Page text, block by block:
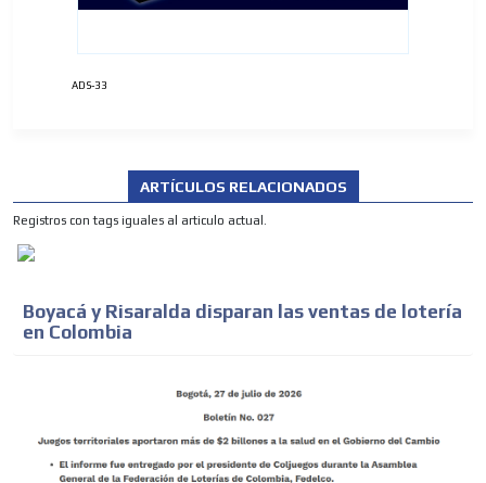
ADS-33
ARTÍCULOS RELACIONADOS
Registros con tags iguales al articulo actual.
Boyacá y Risaralda disparan las ventas de lotería
en Colombia